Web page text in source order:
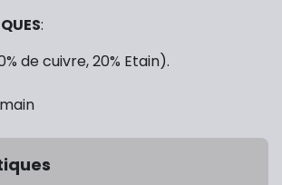
:
de cuivre, 20% Etain).